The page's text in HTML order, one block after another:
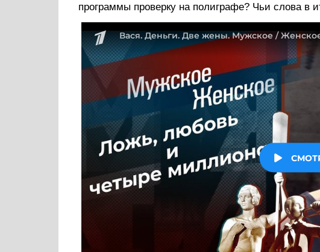
программы проверку на полиграфе? Чьи слова в